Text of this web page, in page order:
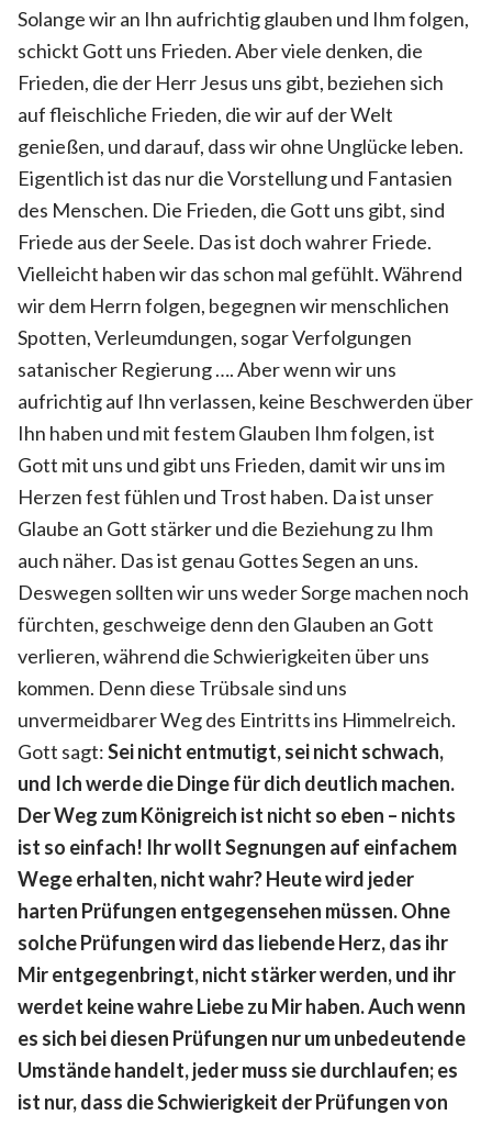
Solange wir an Ihn aufrichtig glauben und Ihm folgen,
schickt Gott uns Frieden. Aber viele denken, die
Frieden, die der Herr Jesus uns gibt, beziehen sich
auf fleischliche Frieden, die wir auf der Welt
genießen, und darauf, dass wir ohne Unglücke leben.
Eigentlich ist das nur die Vorstellung und Fantasien
des Menschen. Die Frieden, die Gott uns gibt, sind
Friede aus der Seele. Das ist doch wahrer Friede.
Vielleicht haben wir das schon mal gefühlt. Während
wir dem Herrn folgen, begegnen wir menschlichen
Spotten, Verleumdungen, sogar Verfolgungen
satanischer Regierung …. Aber wenn wir uns
aufrichtig auf Ihn verlassen, keine Beschwerden über
Ihn haben und mit festem Glauben Ihm folgen, ist
Gott mit uns und gibt uns Frieden, damit wir uns im
Herzen fest fühlen und Trost haben. Da ist unser
Glaube an Gott stärker und die Beziehung zu Ihm
auch näher. Das ist genau Gottes Segen an uns.
Deswegen sollten wir uns weder Sorge machen noch
fürchten, geschweige denn den Glauben an Gott
verlieren, während die Schwierigkeiten über uns
kommen. Denn diese Trübsale sind uns
unvermeidbarer Weg des Eintritts ins Himmelreich.
Gott sagt:Sei nicht entmutigt, sei nicht schwach,
und Ich werde die Dinge für dich deutlich machen.
Der Weg zum Königreich ist nicht so eben – nichts
ist so einfach! Ihr wollt Segnungen auf einfachem
Wege erhalten, nicht wahr? Heute wird jeder
harten Prüfungen entgegensehen müssen. Ohne
solche Prüfungen wird das liebende Herz, das ihr
Mir entgegenbringt, nicht stärker werden, und ihr
werdet keine wahre Liebe zu Mir haben. Auch wenn
es sich bei diesen Prüfungen nur um unbedeutende
Umstände handelt, jeder muss sie durchlaufen; es
ist nur, dass die Schwierigkeit der Prüfungen von